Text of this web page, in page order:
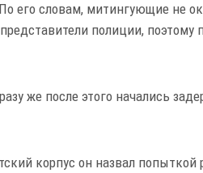
его словам, митингующие не
полиции, поэтому
же после этого начались
корпус он назвал попыткой